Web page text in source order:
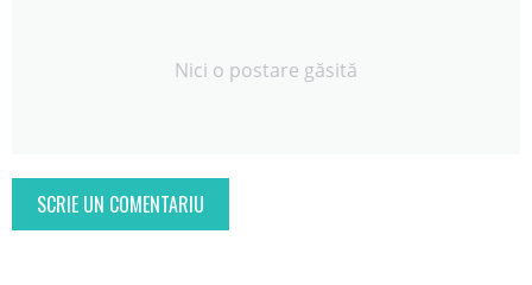
Nici o postare găsită
SCRIE UN COMENTARIU